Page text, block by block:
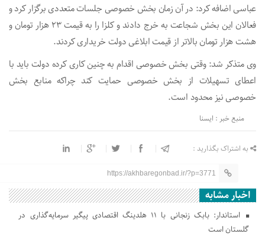
عباسی اضافه کرد: در آن زمان بخش خصوصی جلسات متعددی برگزار کرد و
فعالان این بخش شجاعت به خرج دادند و کلزا را به قیمت ۲۳ هزار تومان و
هشت هزار تومان بالاتر از قیمت ابلاغی دولت خریداری کردند.
وی متذکر شد: وقتی بخش خصوصی اقدام به چنین کاری کرده دولت باید با
اعطای تسهیلات از بخش خصوصی حمایت کند چراکه منابع بخش
خصوصی نیز محدود است.
منبع خبر : ایسنا
به اشتراک بگذارید :
https://akhbaregonbad.ir/?p=3771
اخبار مشابه
استاندار: بابک زنجانی با ۱۱ هلدینگ اقتصادی پیگیر سرمایه‌گذاری در
گلستان است